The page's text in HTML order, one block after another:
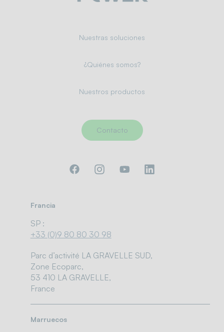
Nuestras soluciones
¿Quiénes somos?
Nuestros productos
Contacto
Francia
SP :
+33 (0)9 80 80 30 98
Parc d’activité LA GRAVELLE SUD,
Zone Ecoparc,
53 410 LA GRAVELLE,
France
Marruecos